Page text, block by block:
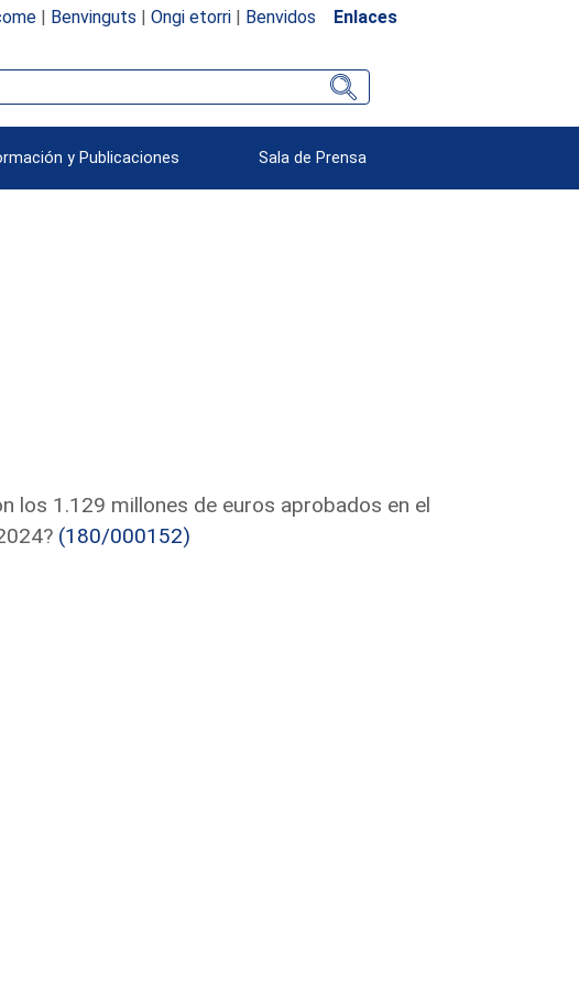
| Benvinguts | Ongi etorri| Benvidos Enlaces
y Publicaciones Sala de Prensa
los 1.129 millones de euros aprobados en el
(180/000152)